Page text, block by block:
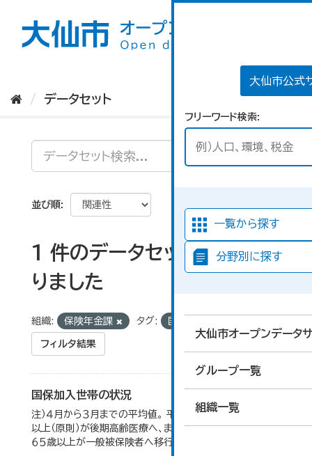
大仙市公式
フリーワード検索
一覧から探す
分野別に探す
大仙市オープンデータ
グループ一覧
組織一覧
データセット
並び順
1 件のデータセットが見つか
りました
組織: 保険年金課 タグ: 国保加入率
フィルタ結果
国保加入世帯の状況
注）４月から３月までの平均値。 平成２０年４月から、７５歳
以上（原則）が後期高齢医療へ、また、退職被保険者のうち
６５歳以上が一般被保険者へ移行。